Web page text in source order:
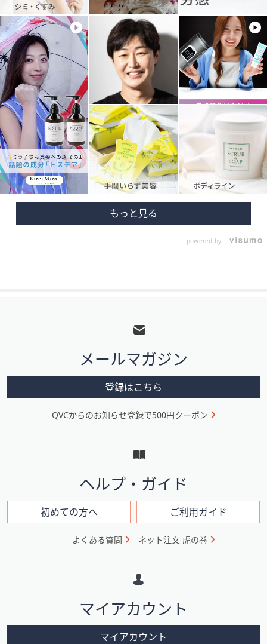
powered by
メ
ニ
ン
ン
メールマガジン
登録はこちら
QVCからのお知らせ登録で500円クーポン
ヘルプ・ガイド
初めての方へ ご利用ガイド
よくある質問 ネット注文 虎の巻
マイアカウント
マイアカウント